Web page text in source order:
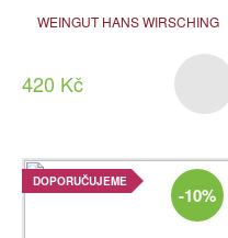
WEINGUT HANS WIRSCHING
420 Kč
DOPORUČUJEME
-10%